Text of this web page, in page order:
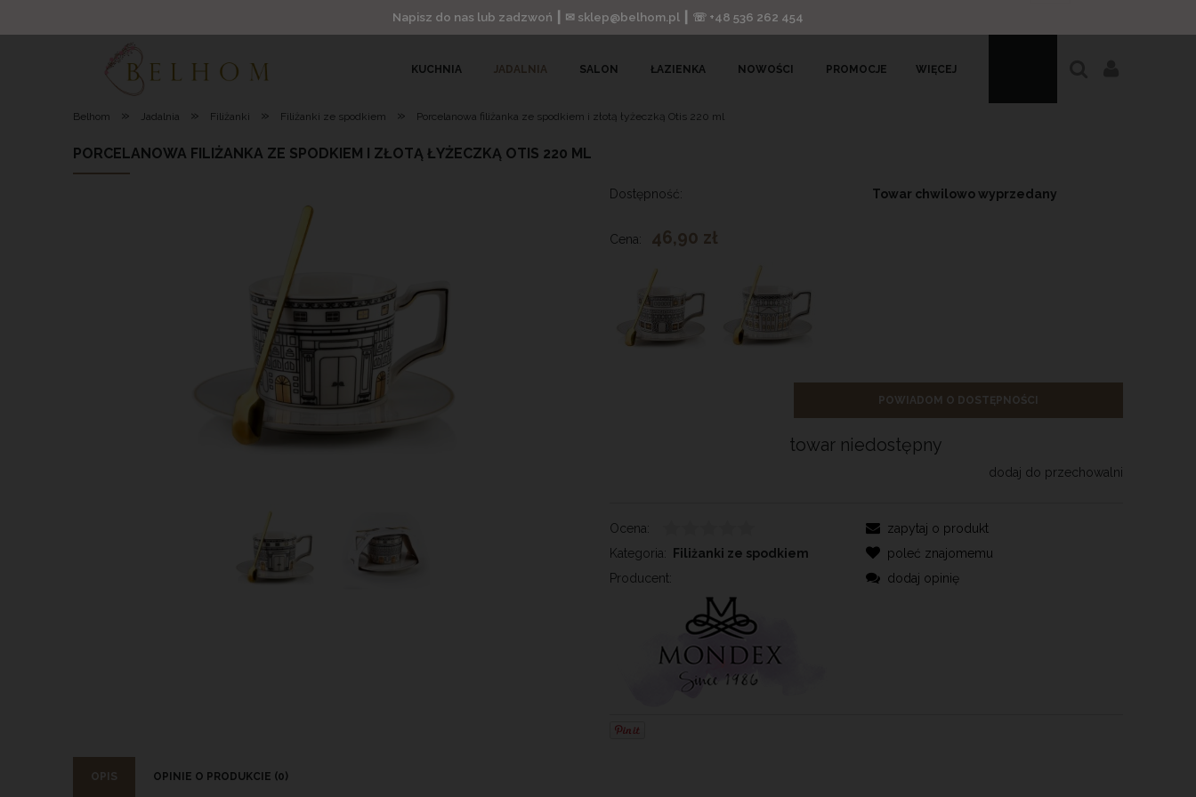
Napisz do nas lub zadzwoń ┃ ✉ sklep@belhom.pl ┃ ☏ +48 536 262 454
KUCHNIA JADALNIA SALON ŁAZIENKA NOWOŚCI PROMOCJE WIĘCEJ
Belhom » Jadalnia » Filiżanki » Filiżanki ze spodkiem » Porcelanowa filiżanka ze spodkiem i złotą łyżeczką Otis 220 ml
PORCELANOWA FILIŻANKA ZE SPODKIEM I ZŁOTĄ ŁYŻECZKĄ OTIS 220 ML
Dostępność: Towar chwilowo wyprzedany
Cena: 46,90 zł
POWIADOM O DOSTĘPNOŚCI
towar niedostępny
dodaj do przechowalni
Ocena:
Kategoria:
Filiżanki ze spodkiem
Producent:
zapytaj o produkt
poleć znajomemu
dodaj opinię
OPIS OPINIE O PRODUKCIE (0)